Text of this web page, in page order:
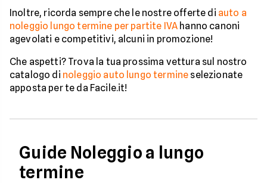
Inoltre, ricorda sempre che le nostre offerte di auto a
noleggio lungo termine per partite IVA hanno canoni
agevolati e competitivi, alcuni in promozione!
Che aspetti? Trova la tua prossima vettura sul nostro
catalogo di noleggio auto lungo termine selezionate
apposta per te da Facile.it!
Guide Noleggio a lungo
termine